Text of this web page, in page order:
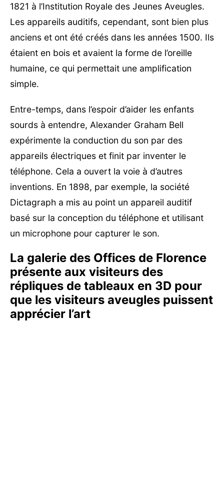
1821 à l’Institution Royale des Jeunes Aveugles.
Les appareils auditifs, cependant, sont bien plus
anciens et ont été créés dans les années 1500. Ils
étaient en bois et avaient la forme de l’oreille
humaine, ce qui permettait une amplification
simple.
Entre-temps, dans l’espoir d’aider les enfants
sourds à entendre, Alexander Graham Bell
expérimente la conduction du son par des
appareils électriques et finit par inventer le
téléphone. Cela a ouvert la voie à d’autres
inventions. En 1898, par exemple, la société
Dictagraph a mis au point un appareil auditif
basé sur la conception du téléphone et utilisant
un microphone pour capturer le son.
La galerie des Offices de Florence
présente aux visiteurs des
répliques de tableaux en 3D pour
que les visiteurs aveugles puissent
apprécier l’art